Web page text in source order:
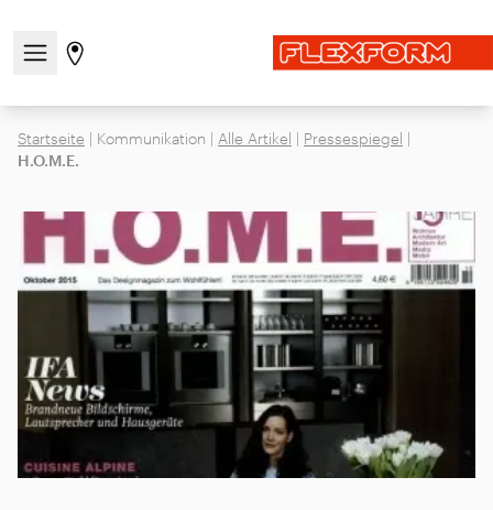
Navigationsmenü öffnen / schließen
Gehen Sie zur Store-Seite
Startseite | Kommunikation | Alle Artikel | Pressespiegel |
H.O.M.E.